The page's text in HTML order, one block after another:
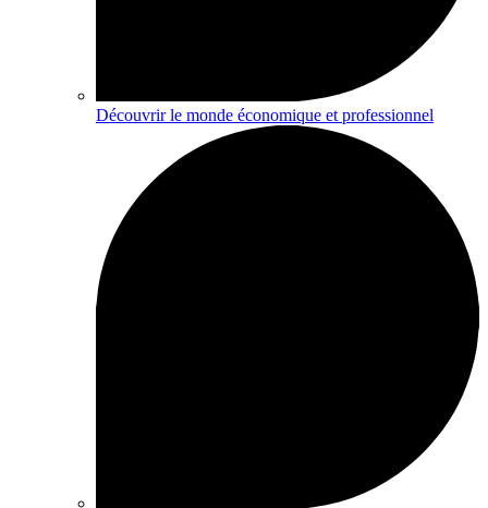
Découvrir le monde économique et professionnel